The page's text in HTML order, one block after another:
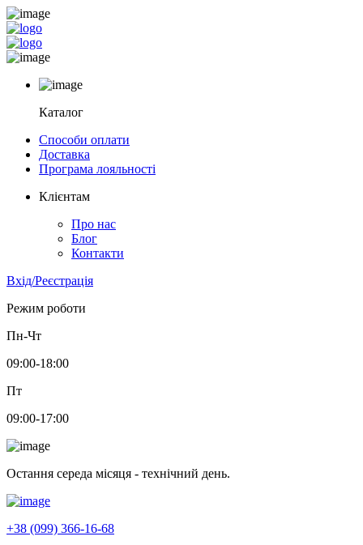
Каталог
Способи оплати
Доставка
Програма лояльності
Клієнтам
Про нас
Блог
Контакти
Вхід/Реєстрація
Режим роботи
Пн-Чт
09:00-18:00
Пт
09:00-17:00
Остання середа місяця - технічний день.
+38 (099) 366-16-68